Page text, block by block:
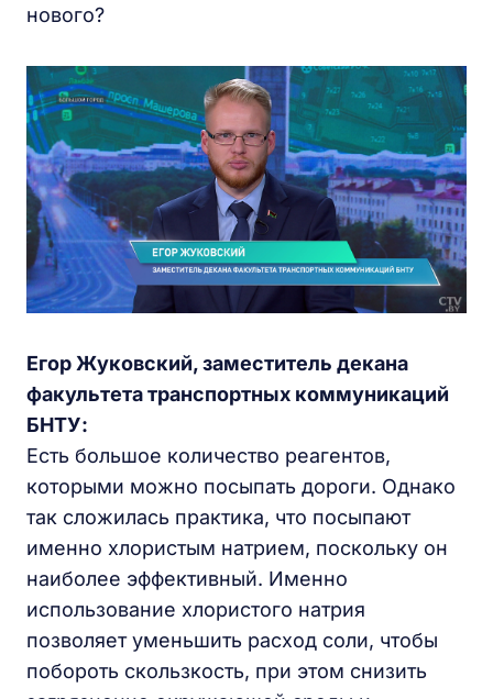
нового?
Егор Жуковский, заместитель декана
факультета транспортных коммуникаций
БНТУ:
Есть большое количество реагентов,
которыми можно посыпать дороги. Однако
так сложилась практика, что посыпают
именно хлористым натрием, поскольку он
наиболее эффективный. Именно
использование хлористого натрия
позволяет уменьшить расход соли, чтобы
побороть скользкость, при этом снизить